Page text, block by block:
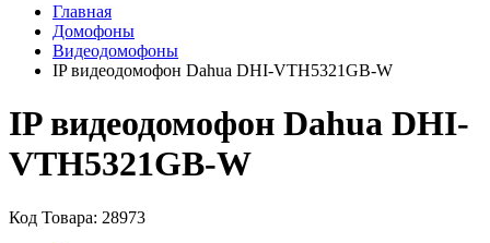
Главная
Домофоны
Видеодомофоны
IP видеодомофон Dahua DHI-VTH5321GB-W
IP видеодомофон Dahua DHI-
VTH5321GB-W
Код Товара: 28973